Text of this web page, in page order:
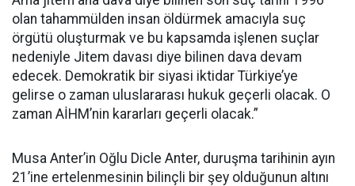
olan tahammülden insan öldürmek amacıyla suç
örgütü oluşturmak ve bu kapsamda işlenen suçlar
nedeniyle Jitem davası diye bilinen dava devam
edecek. Demokratik bir siyasi iktidar Türkiye’ye
gelirse o zaman uluslararası hukuk geçerli olacak. O
zaman AİHM’nin kararları geçerli olacak.”
Musa Anter’in Oğlu Dicle Anter, duruşma tarihinin ayın
21’ine ertelenmesinin bilinçli bir şey olduğunun altını